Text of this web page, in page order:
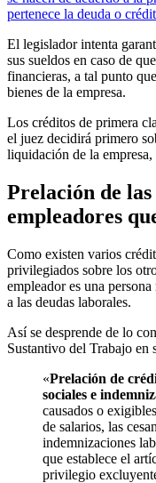
pertenece la deuda o
El legislador intenta
sus sueldos en caso de
financieras, a tal punto
bienes de la empresa.
Los créditos de primera
el juez decidirá primero
liquidación de la
Prelación de
empleadores
Como existen varios
privilegiados sobre los
empleador es una
a las deudas laborales.
Así se desprende de lo
Sustantivo del Trabajo en
«Prelación de
sociales e
causados o
de salarios, las
indemnizaciones
que establece el
privilegio